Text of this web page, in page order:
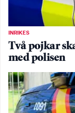
INRIKES
Två pojkar
med polisen